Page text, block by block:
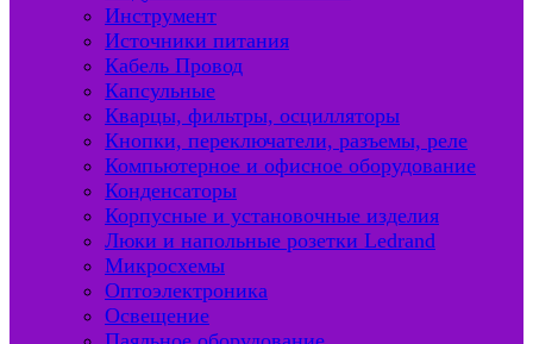
Инструмент
Источники питания
Кабель Провод
Капсульные
Кварцы, фильтры, осцилляторы
Кнопки, переключатели, разъемы, реле
Компьютерное и офисное оборудование
Конденсаторы
Корпусные и установочные изделия
Люки и напольные розетки Ledrand
Микросхемы
Оптоэлектроника
Освещение